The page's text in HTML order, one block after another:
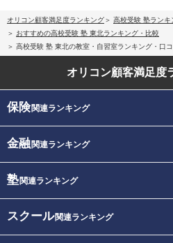
オリコン顧客満足度ランキング
高校受験 塾ランキ
おすすめの高校受験 塾 東北ランキング・比較
高校受験 塾 東北の教室・自習室ランキング・口
オリコン顧客満足度
保険関連ランキング
金融関連ランキング
塾関連ランキング
スクール関連ランキング